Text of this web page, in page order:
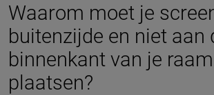
Waarom moet je
buitenzijde en niet aan
binnenkant van je raam
plaatsen?